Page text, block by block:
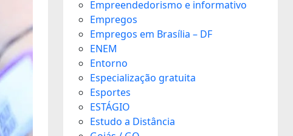
Empreendedorismo e informativo
Empregos
Empregos em Brasília – DF
ENEM
Entorno
Especialização gratuita
Esportes
ESTÁGIO
Estudo a Distância